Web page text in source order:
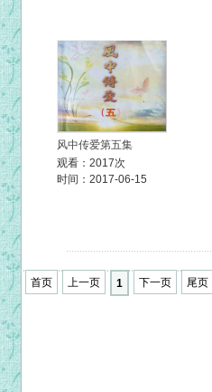
风中传爱第五集
观看：2017次
时间：2017-06-15
首页 上一页 1 下一页 尾页